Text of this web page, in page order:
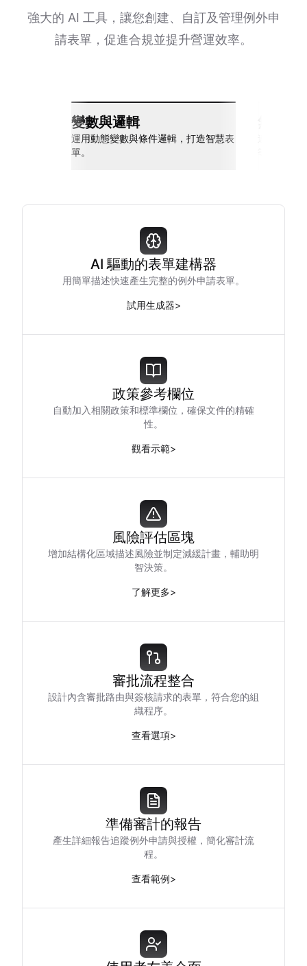
強大的 AI 工具，讓您創建、自訂及管理例外申
請表單，促進合規並提升營運效率。
變數與邏輯
運用動態變數與條件邏輯，打造智慧表
單。
AI 驅動的表單建構器
用簡單描述快速產生完整的例外申請表單。
試用生成器>
政策參考欄位
自動加入相關政策和標準欄位，確保文件的精確
性。
觀看示範>
風險評估區塊
增加結構化區域描述風險並制定減緩計畫，輔助明
智決策。
了解更多>
審批流程整合
設計內含審批路由與簽核請求的表單，符合您的組
織程序。
查看選項>
準備審計的報告
產生詳細報告追蹤例外申請與授權，簡化審計流
程。
查看範例>